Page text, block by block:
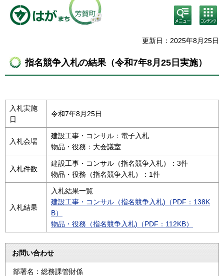
検
索・
メニ
コン
テン
ニュ
更新日：2025年8月25日
指名競争入札の結果（令和7年8月25日実施）
入札実施
日
令和7年8月25日
入札会場
建設工事・コンサル：電子入札
物品・役務：大会議室
入札件数
建設工事・コンサル（指名競争入札）：3件
物品・役務（指名競争入札）：1件
入札結果
入札結果一覧
建設工事・コンサル（指名競争入札)（PDF：138K
B）
物品・役務（指名競争入札)（PDF：112KB）
お問い合わせ
部署名：総務課管財係